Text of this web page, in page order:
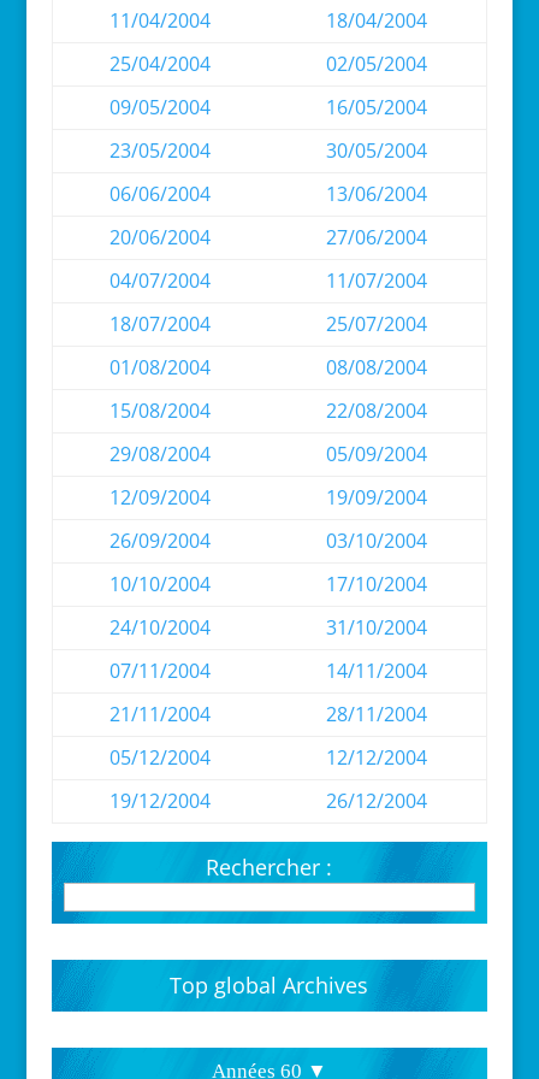
11/04/2004
18/04/2004
25/04/2004
02/05/2004
09/05/2004
16/05/2004
23/05/2004
30/05/2004
06/06/2004
13/06/2004
20/06/2004
27/06/2004
04/07/2004
11/07/2004
18/07/2004
25/07/2004
01/08/2004
08/08/2004
15/08/2004
22/08/2004
29/08/2004
05/09/2004
12/09/2004
19/09/2004
26/09/2004
03/10/2004
10/10/2004
17/10/2004
24/10/2004
31/10/2004
07/11/2004
14/11/2004
21/11/2004
28/11/2004
05/12/2004
12/12/2004
19/12/2004
26/12/2004
Rechercher :
Top global Archives
Années 60 ▼